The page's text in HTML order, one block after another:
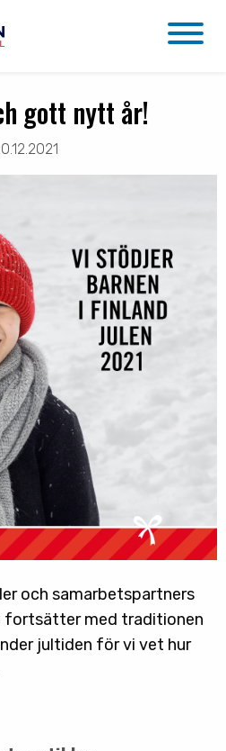
gott nytt år!
och samarbetspartners
fortsätter med traditionen
jultiden för vi vet hur